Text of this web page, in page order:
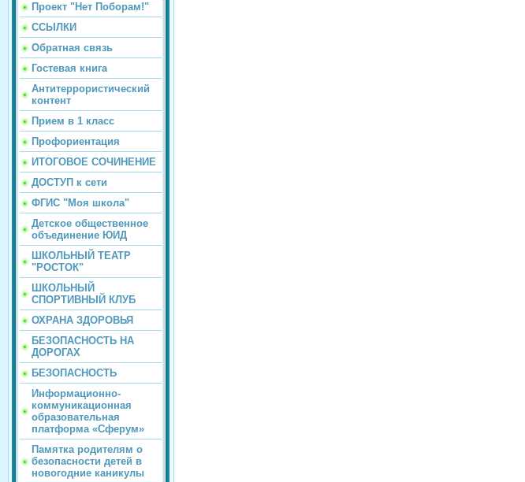
Проект "Нет Поборам!"
ССЫЛКИ
Обратная связь
Гостевая книга
Антитеррористический
контент
Прием в 1 класс
Профориентация
ИТОГОВОЕ СОЧИНЕНИЕ
ДОСТУП к сети
ФГИС "Моя школа"
Детское общественное
объединение ЮИД
ШКОЛЬНЫЙ ТЕАТР
"РОСТОК"
ШКОЛЬНЫЙ
СПОРТИВНЫЙ КЛУБ
ОХРАНА ЗДОРОВЬЯ
БЕЗОПАСНОСТЬ НА
ДОРОГАХ
БЕЗОПАСНОСТЬ
Информационно-
коммуникационная
образовательная
платформа «Сферум»
Памятка родителям о
безопасности детей в
новогодние каникулы